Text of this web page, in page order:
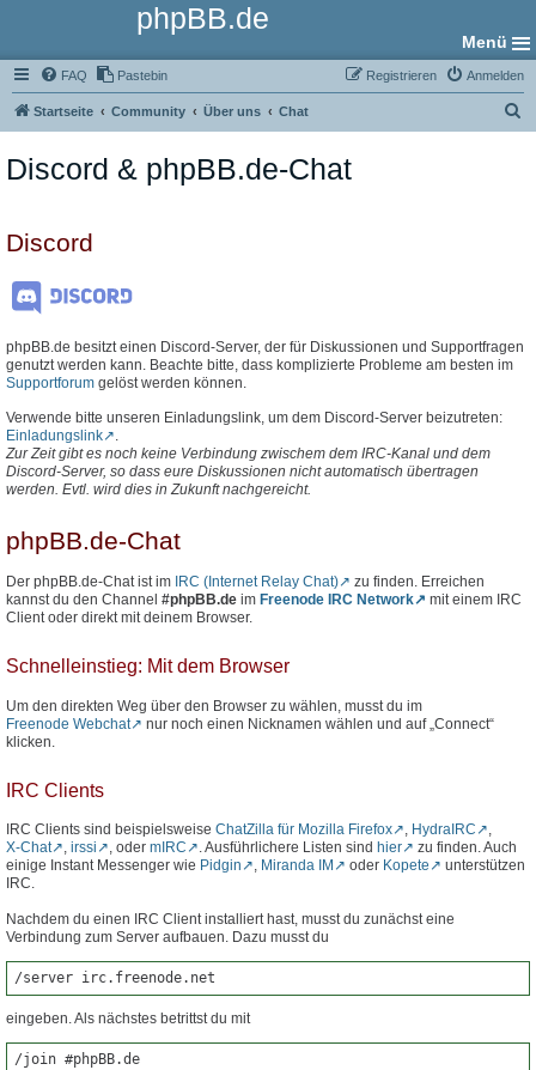
phpBB.de
Menü
FAQ Pastebin Anmelden
Registrieren
Startseite Community Über uns Chat
Discord & phpBB.de-Chat
Discord
phpBB.de besitzt einen Discord-Server, der für Diskussionen und Supportfragen
genutzt werden kann. Beachte bitte, dass komplizierte Probleme am besten im
Supportforum gelöst werden können.
Verwende bitte unseren Einladungslink, um dem Discord-Server beizutreten:
Einladungslink
.
Zur Zeit gibt es noch keine Verbindung zwischem dem IRC-Kanal und dem
Discord-Server, so dass eure Diskussionen nicht automatisch übertragen
werden. Evtl. wird dies in Zukunft nachgereicht.
phpBB.de-Chat
Der phpBB.de-Chat ist im IRC (Internet Relay Chat)
zu finden. Erreichen
kannst du den Channel #phpBB.de im Freenode IRC Network
mit einem IRC
Client oder direkt mit deinem Browser.
Schnelleinstieg: Mit dem Browser
Um den direkten Weg über den Browser zu wählen, musst du im
Freenode Webchat
nur noch einen Nicknamen wählen und auf „Connect“
klicken.
IRC Clients
IRC Clients sind beispielsweise ChatZilla für Mozilla Firefox , HydraIRC
,
X-Chat
, irssi , oder mIRC . Ausführlichere Listen sind hier
zu finden. Auch
einige Instant Messenger wie Pidgin , Miranda IM oder Kopete
unterstützen
IRC.
Nachdem du einen IRC Client installiert hast, musst du zunächst eine
Verbindung zum Server aufbauen. Dazu musst du
/server irc.freenode.net
eingeben. Als nächstes betrittst du mit
/join #phpBB.de